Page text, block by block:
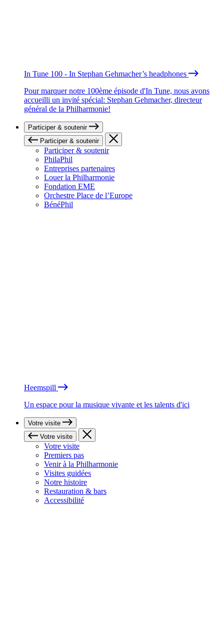
In Tune 100 - In Stephan Gehmacher’s headphones
Pour marquer notre 100ème épisode d'In Tune, nous avons
accueilli un invité spécial: Stephan Gehmacher, directeur
général de la Philharmonie!
Participer & soutenir
Participer & soutenir
Participer & soutenir
PhilaPhil
Entreprises partenaires
Louer la Philharmonie
Fondation EME
Orchestre Place de l’Europe
BénéPhil
Heemspill
Un espace pour la musique vivante et les talents d'ici
Votre visite
Votre visite
Votre visite
Premiers pas
Venir à la Philharmonie
Visites guidées
Notre histoire
Restauration & bars
Accessibilité